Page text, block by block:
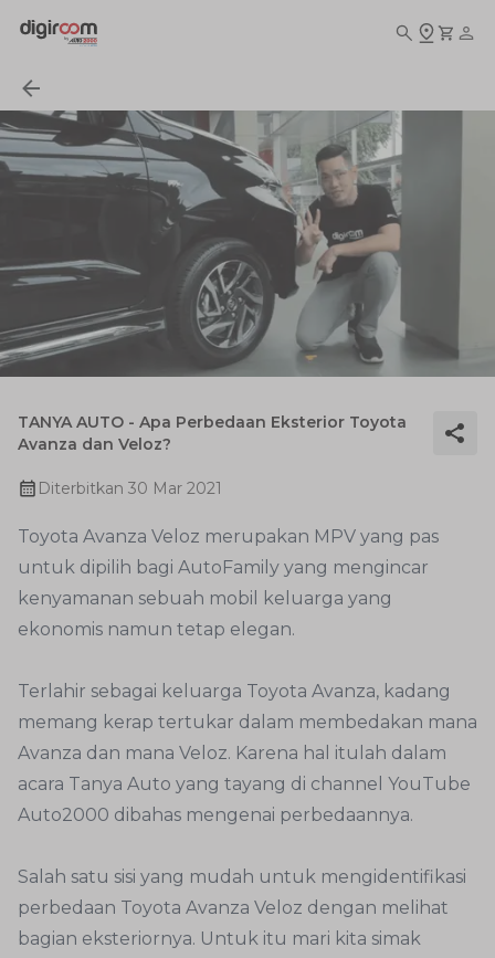
TANYA AUTO - Apa Perbedaan Eksterior Toyota
Avanza dan Veloz?
Diterbitkan 30 Mar 2021
Toyota Avanza Veloz merupakan MPV yang pas
untuk dipilih bagi AutoFamily yang mengincar
kenyamanan sebuah mobil keluarga yang
ekonomis namun tetap elegan.
Terlahir sebagai keluarga Toyota Avanza, kadang
memang kerap tertukar dalam membedakan mana
Avanza dan mana Veloz. Karena hal itulah dalam
acara Tanya Auto yang tayang di channel YouTube
Auto2000 dibahas mengenai perbedaannya.
Salah satu sisi yang mudah untuk mengidentifikasi
perbedaan Toyota Avanza Veloz dengan melihat
bagian eksteriornya. Untuk itu mari kita simak